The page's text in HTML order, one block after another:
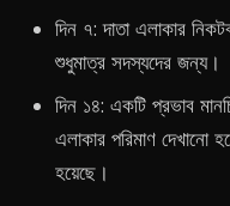
দিন ৭: দাতা এলাকার
শুধুমাত্র সদস্যদের জন্য।
দিন ১৪: একটি প্রভাব
এলাকার পরিমাণ দেখানো
হয়েছে।